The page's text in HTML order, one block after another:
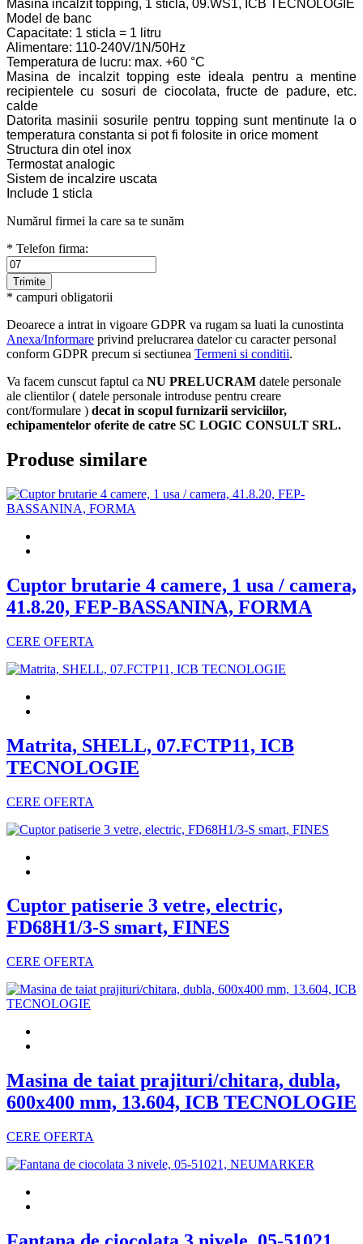
Masina incalzit topping, 1 sticla, 09.WS1, ICB TECNOLOGIE
Model de banc
Capacitate: 1 sticla = 1 litru
Alimentare: 110-240V/1N/50Hz
Temperatura de lucru: max. +60 °C
Masina de incalzit topping este ideala pentru a mentine
recipientele cu sosuri de ciocolata, fructe de padure, etc.
calde
Datorita masinii sosurile pentru topping sunt mentinute la o
temperatura constanta si pot fi folosite in orice moment
Structura din otel inox
Termostat analogic
Sistem de incalzire uscata
Include 1 sticla
Numărul firmei la care sa te sunăm
* Telefon firma:
* campuri obligatorii
Deoarece a intrat in vigoare GDPR va rugam sa luati la cunostinta
Anexa/Informare privind prelucrarea datelor cu caracter personal
conform GDPR precum si sectiunea Termeni si conditii.
Va facem cunscut faptul ca NU PRELUCRAM datele personale
ale clientilor ( datele personale introduse pentru creare
cont/formulare ) decat in scopul furnizarii serviciilor,
echipamentelor oferite de catre SC LOGIC CONSULT SRL.
Produse similare
Cuptor brutarie 4 camere, 1 usa / camera,
41.8.20, FEP-BASSANINA, FORMA
CERE OFERTA
Matrita, SHELL, 07.FCTP11, ICB
TECNOLOGIE
CERE OFERTA
Cuptor patiserie 3 vetre, electric,
FD68H1/3-S smart, FINES
CERE OFERTA
Masina de taiat prajituri/chitara, dubla,
600x400 mm, 13.604, ICB TECNOLOGIE
CERE OFERTA